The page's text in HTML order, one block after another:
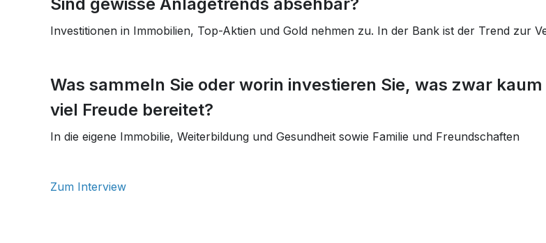
Investitionen in Immobilien, Top-Aktien und Gold nehmen zu. In der Bank ist der Trend zur
Was sammeln Sie oder worin investieren Sie, was zwar
viel Freude bereitet?
In die eigene Immobilie, Weiterbildung und Gesundheit sowie Familie und Freundschaften
Zum Interview